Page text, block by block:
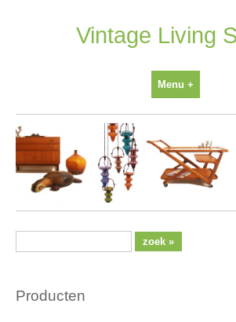
Vintage Living
Menu +
Producten